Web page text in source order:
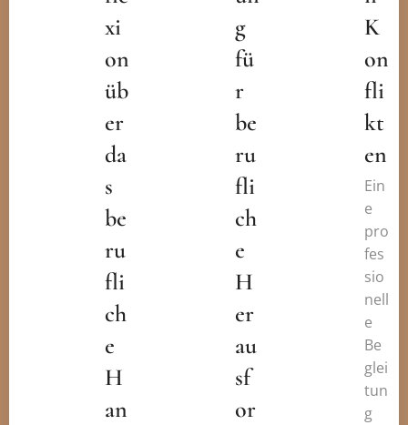
xi
on
üb
er
da
s
be
ru
fli
ch
e
H
an
g
fü
r
be
ru
fli
ch
e
H
er
au
sf
or
K
on
fli
kt
en
Ein
e
pro
fes
sio
nell
e
Be
glei
tun
g